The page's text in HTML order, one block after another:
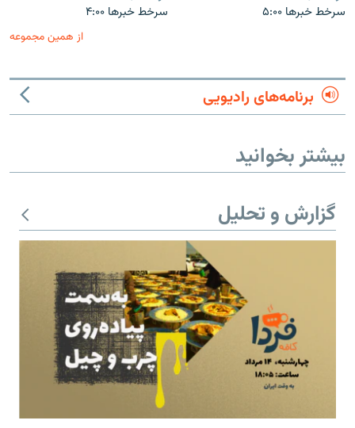
سرخط خبرها ۵:۰۰ سرخط خبرها ۴:۰۰
از همین مجموعه
برنامه‌های رادیویی
بیشتر بخوانید
گزارش و تحلیل